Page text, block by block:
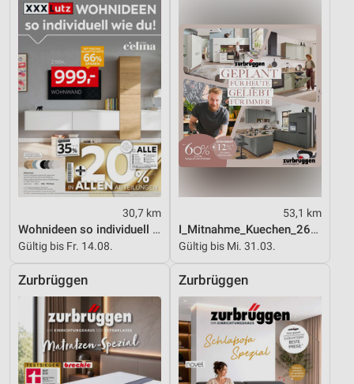
30,7 km
Wohnideen so individuell wie du!
Gültig bis Fr. 14.08.
53,1 km
I_Mitnahme_Kuechen_26_ES
Gültig bis Mi. 31.03.
Zurbrüggen Zurbrüggen